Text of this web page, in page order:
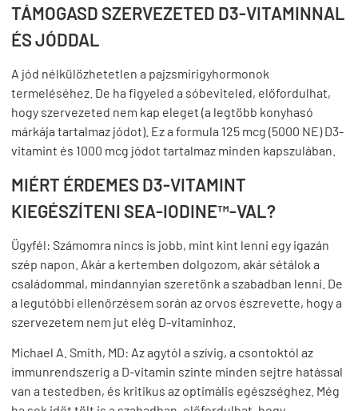
TÁMOGASD SZERVEZETED D3-VITAMINNAL
ÉS JÓDDAL
A jód nélkülözhetetlen a pajzsmirigyhormonok
termeléséhez. De ha figyeled a sóbeviteled, előfordulhat,
hogy szervezeted nem kap eleget (a legtöbb konyhasó
márkája tartalmaz jódot). Ez a formula 125 mcg (5000 NE) D3-
vitamint és 1000 mcg jódot tartalmaz minden kapszulában.
MIÉRT ÉRDEMES D3-VITAMINT
KIEGÉSZÍTENI SEA-IODINE™-VAL?
Ügyfél: Számomra nincs is jobb, mint kint lenni egy igazán
szép napon. Akár a kertemben dolgozom, akár sétálok a
családommal, mindannyian szeretönk a szabadban lenni. De
a legutóbbi ellenőrzésem során az orvos észrevette, hogy a
szervezetem nem jut elég D-vitaminhoz.
Michael A. Smith, MD: Az agytól a szívig, a csontoktól az
immunrendszerig a D-vitamin szinte minden sejtre hatással
van a testedben, és kritikus az optimális egészséghez. Még